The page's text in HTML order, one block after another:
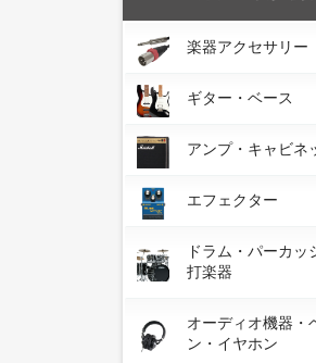
楽器アクセサリー
ギター・ベース
アンプ・キャビネ
エフェクター
ドラム・パーカッ
打楽器
オーディオ機器・
ン・イヤホン